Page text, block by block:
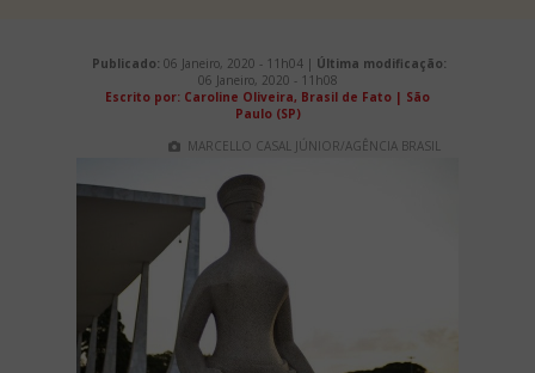
Publicado: 06 Janeiro, 2020 - 11h04 | Última modificação:
06 Janeiro, 2020 - 11h08
Escrito por: Caroline Oliveira, Brasil de Fato | São
Paulo (SP)
MARCELLO CASAL JÚNIOR/AGÊNCIA BRASIL